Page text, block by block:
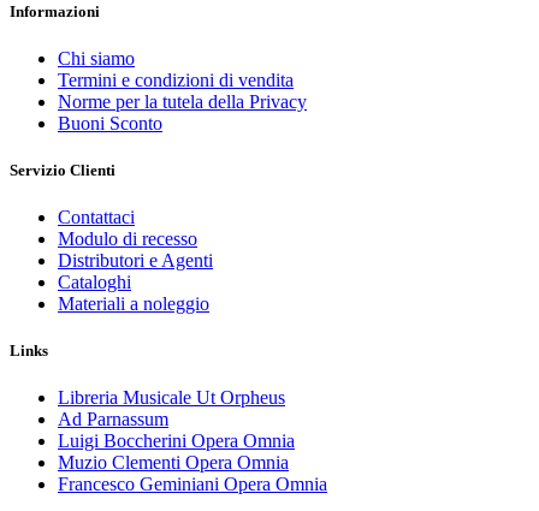
Informazioni
Chi siamo
Termini e condizioni di vendita
Norme per la tutela della Privacy
Buoni Sconto
Servizio Clienti
Contattaci
Modulo di recesso
Distributori e Agenti
Cataloghi
Materiali a noleggio
Links
Libreria Musicale Ut Orpheus
Ad Parnassum
Luigi Boccherini Opera Omnia
Muzio Clementi Opera Omnia
Francesco Geminiani Opera Omnia